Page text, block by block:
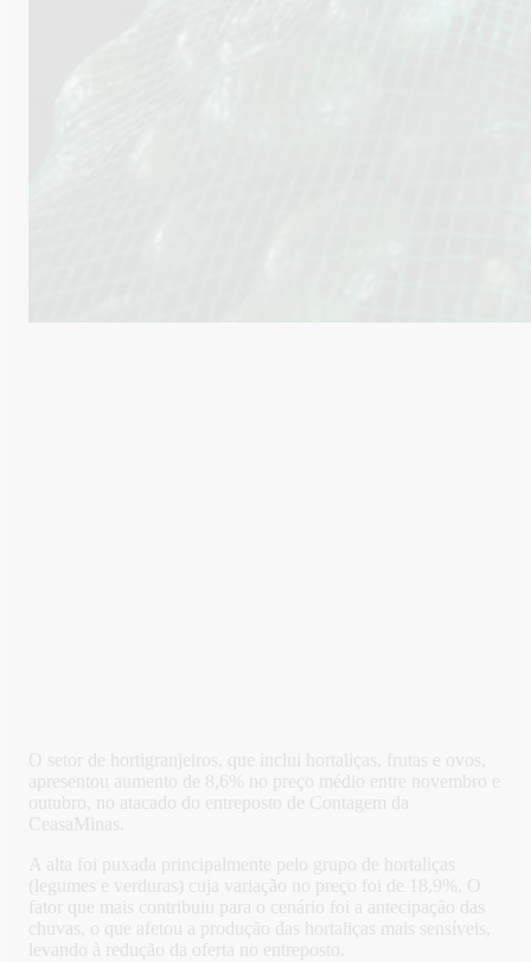
O setor de hortigranjeiros, que inclui hortaliças, frutas e ovos,
apresentou aumento de 8,6% no preço médio entre novembro e
outubro, no atacado do entreposto de Contagem da
CeasaMinas.
A alta foi puxada principalmente pelo grupo de hortaliças
(legumes e verduras) cuja variação no preço foi de 18,9%. O
fator que mais contribuiu para o cenário foi a antecipação das
chuvas, o que afetou a produção das hortaliças mais sensíveis,
levando à redução da oferta no entreposto.